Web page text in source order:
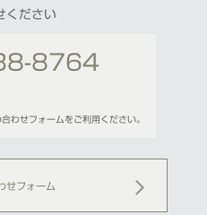
ください
8764
わせフォームをご利用ください。
せフォーム